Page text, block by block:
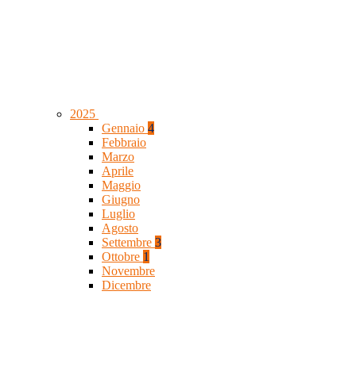
2025
Gennaio 4
Febbraio
Marzo
Aprile
Maggio
Giugno
Luglio
Agosto
Settembre 3
Ottobre 1
Novembre
Dicembre